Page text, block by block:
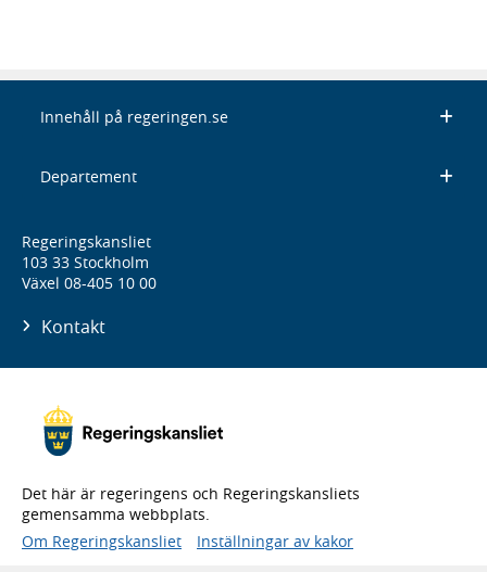
Innehåll på regeringen.se
Departement
Regeringskansliet
103 33 Stockholm
Växel 08-405 10 00
Kontakt
Det här är regeringens och Regeringskansliets
gemensamma webbplats.
Om Regeringskansliet
Inställningar av kakor